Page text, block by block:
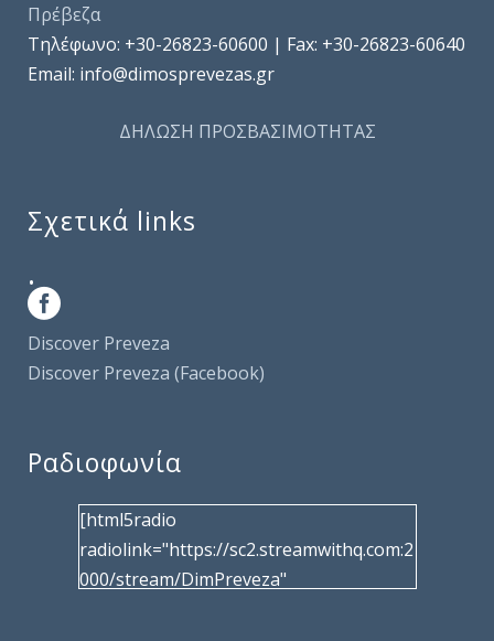
Πρέβεζα
Τηλέφωνo: +30-26823-60600 | Fax: +30-26823-60640
Email: info@dimosprevezas.gr
ΔΗΛΩΣΗ ΠΡΟΣΒΑΣΙΜΟΤΗΤΑΣ
Σχετικά links
.
Discover Preveza
Discover Preveza (Facebook)
Ραδιοφωνία
[html5radio
radiolink="https://sc2.streamwithq.com:2
000/stream/DimPreveza"